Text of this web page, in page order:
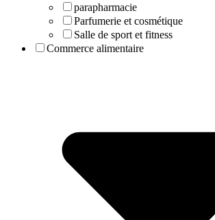
parapharmacie
Parfumerie et cosmétique
Salle de sport et fitness
Commerce alimentaire